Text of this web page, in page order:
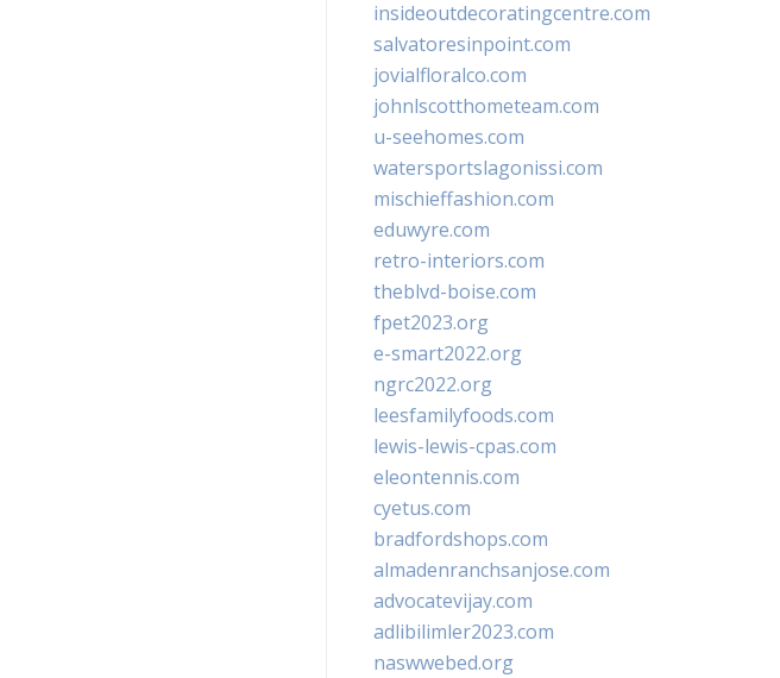
insideoutdecoratingcentre.com
salvatoresinpoint.com
jovialfloralco.com
johnlscotthometeam.com
u-seehomes.com
watersportslagonissi.com
mischieffashion.com
eduwyre.com
retro-interiors.com
theblvd-boise.com
fpet2023.org
e-smart2022.org
ngrc2022.org
leesfamilyfoods.com
lewis-lewis-cpas.com
eleontennis.com
cyetus.com
bradfordshops.com
almadenranchsanjose.com
advocatevijay.com
adlibilimler2023.com
naswwebed.org